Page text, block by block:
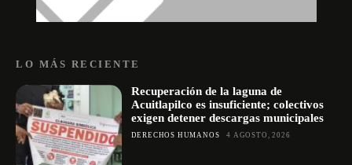
LO MÁS RECIENTE
Recuperación de la laguna de
Acuitlapilco es insuficiente; colectivos
exigen detener descargas municipales
DERECHOS HUMANOS 4 AGOSTO, 2026